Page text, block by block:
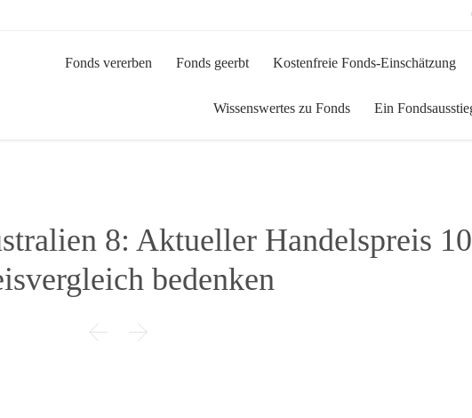
Fonds vererben Fonds geerbt Kostenfreie Fonds-Einschätzung
Wissenswertes zu Fonds Ein
8: Aktueller Handelspreis
bedenken
 